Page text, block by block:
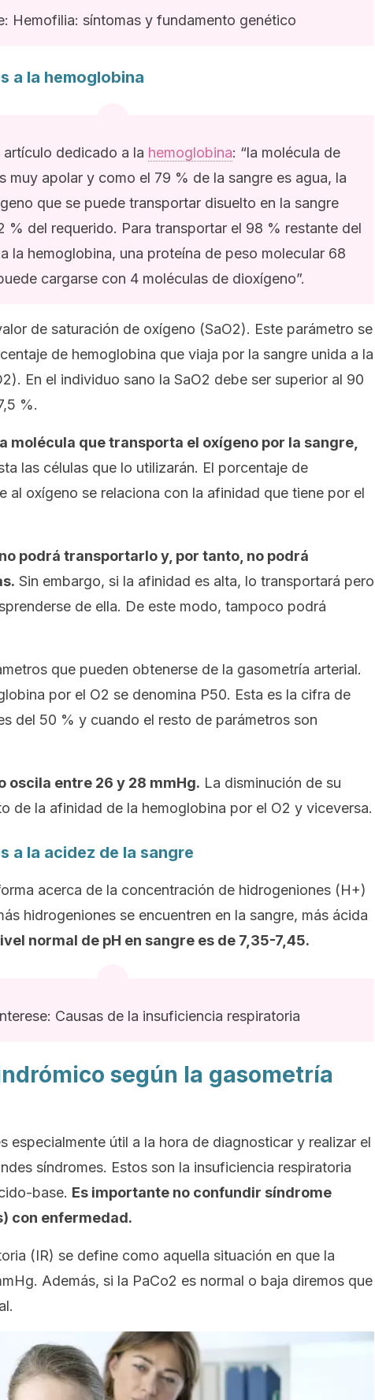
Hemofilia: síntomas y fundamento genético
a la hemoglobina
artículo dedicado a la hemoglobina: “la molécula de
muy apolar y como el 79 % de la sangre es agua, la
que se puede transportar disuelto en la sangre
% del requerido. Para transportar el 98 % restante del
la hemoglobina, una proteína de peso molecular 68
cargarse con 4 moléculas de dioxígeno”.
de saturación de oxígeno (SaO2). Este parámetro se
de hemoglobina que viaja por la sangre unida a la
En el individuo sano la SaO2 debe ser superior al 90
%.
molécula que transporta el oxígeno por la sangre,
las células que lo utilizarán. El porcentaje de
al oxígeno se relaciona con la afinidad que tiene por el
podrá transportarlo y, por tanto, no podrá
Sin embargo, si la afinidad es alta, lo transportará pero
de ella. De este modo, tampoco podrá
que pueden obtenerse de la gasometría arterial.
por el O2 se denomina P50. Esta es la cifra de
del 50 % y cuando el resto de parámetros son
oscila entre 26 y 28 mmHg. La disminución de su
de la afinidad de la hemoglobina por el O2 y viceversa.
a la acidez de la sangre
acerca de la concentración de hidrogeniones (H+)
hidrogeniones se encuentren en la sangre, más ácida
normal de pH en sangre es de 7,35-7,45.
Causas de la insuficiencia respiratoria
según la gasometría
especialmente útil a la hora de diagnosticar y realizar el
síndromes. Estos son la insuficiencia respiratoria
base. Es importante no confundir síndrome
con enfermedad.
(IR) se define como aquella situación en que la
Además, si la PaCo2 es normal o baja diremos que